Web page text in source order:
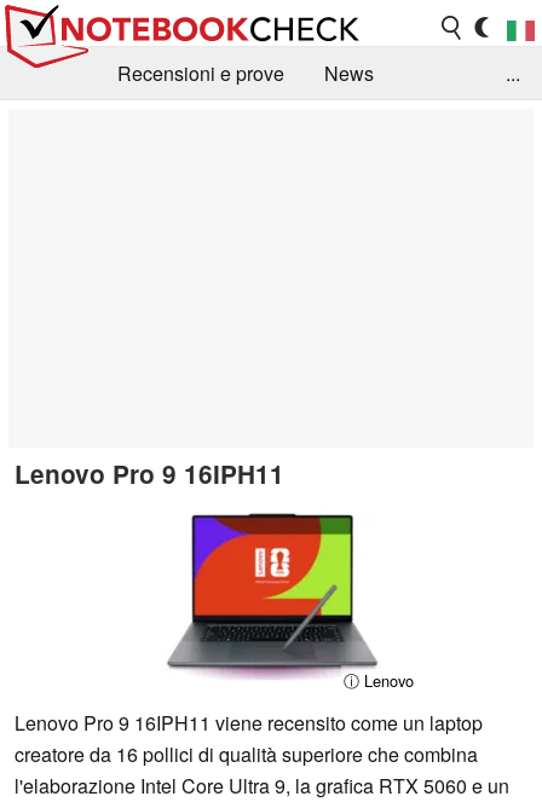
Recensioni e prove
News
...
Lenovo Pro 9 16IPH11
ⓘ Lenovo
Lenovo Pro 9 16IPH11 viene recensito come un laptop
creatore da 16 pollici di qualità superiore che combina
l'elaborazione Intel Core Ultra 9, la grafica RTX 5060 e un